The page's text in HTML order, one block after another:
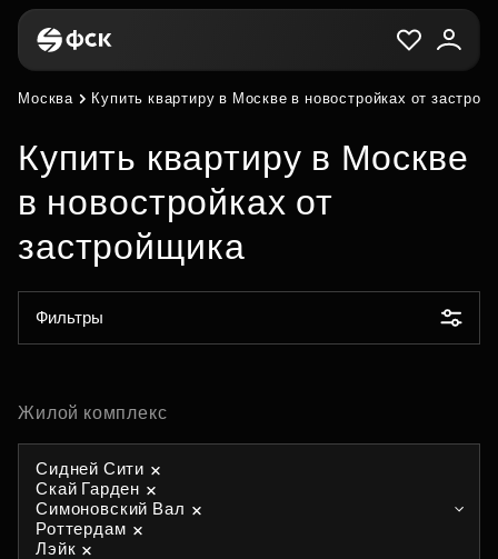
Москва Купить квартиру в Москве в новостройках от
Купить квартиру в Москве
в новостройках от
застройщика
Фильтры
Жилой комплекс
Сидней Сити
Скай Гарден
Симоновский Вал
Роттердам
Лэйк